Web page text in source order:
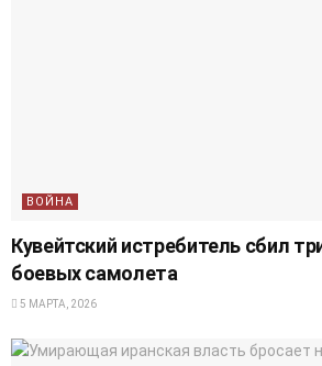
ВОЙНА
Кувейтский истребитель сбил
боевых самолета
5 МАРТА, 2026